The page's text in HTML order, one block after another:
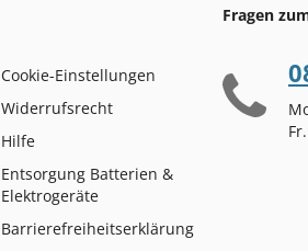
Cookie-Einstellungen
Widerrufsrecht
Hilfe
Entsorgung Batterien &
Elektrogeräte
Barrierefreiheitserklärung
Fragen